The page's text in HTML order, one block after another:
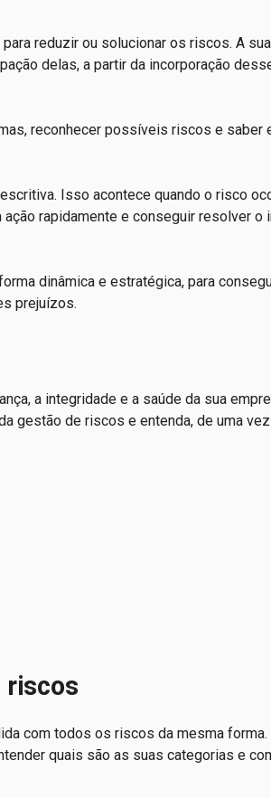
reduzir ou solucionar os riscos. A
delas, a partir da incorporação
reconhecer possíveis riscos e saber
Isso acontece quando o risco
rapidamente e conseguir resolver o
dinâmica e estratégica, para
prejuízos.
a integridade e a saúde da sua
gestão de riscos e entenda, de uma
riscos
com todos os riscos da mesma forma.
quais são as suas categorias e